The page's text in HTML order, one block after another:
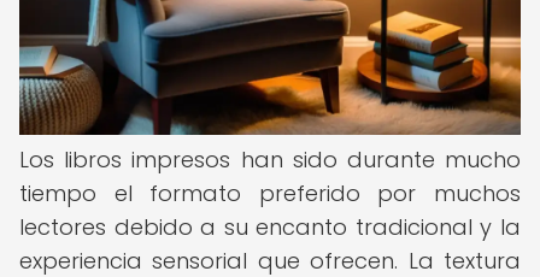
Los libros impresos han sido durante mucho
tiempo el formato preferido por muchos
lectores debido a su encanto tradicional y la
experiencia sensorial que ofrecen. La textura